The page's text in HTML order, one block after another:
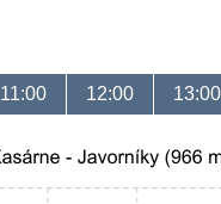
11:00 12:00 13:00